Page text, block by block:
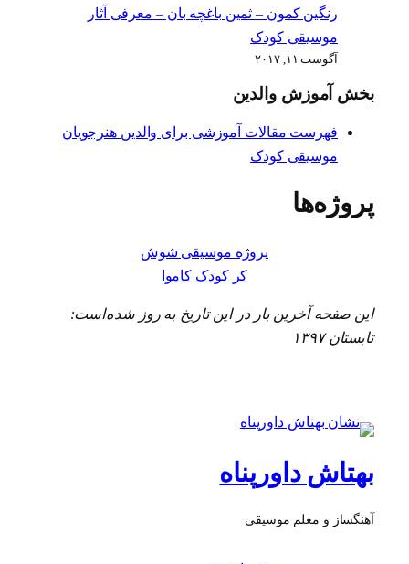
رنگین کمون – ثمین باغچه بان – معرفی آثار
موسیقی کودک
آگوست ۱۱, ۲۰۱۷
بخش آموزش والدین
فهرست مقالات آموزشی برای والدین هنرجویان
موسیقی کودک
پروژه‌ها
پروژه موسیقی شوش
کر کودک کاموا
این صفحه آخرین بار در این تاریخ به روز شده‌است:
تابستان ۱۳۹۷
بهتاش داورپناه
آهنگساز و معلم موسیقی